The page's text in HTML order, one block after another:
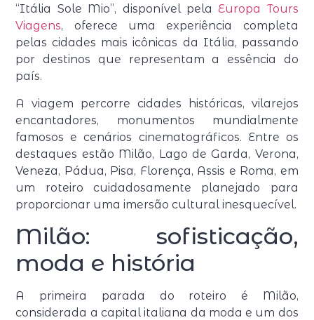
“Itália Sole Mio”, disponível pelaEuropa Tours
Viagens, oferece uma experiência completa
pelas cidades mais icônicas da Itália, passando
por destinos que representam a essência do
país.
A viagem percorre cidades históricas, vilarejos
encantadores, monumentos mundialmente
famosos e cenários cinematográficos. Entre os
destaques estão Milão, Lago de Garda, Verona,
Veneza, Pádua, Pisa, Florença, Assis e Roma, em
um roteiro cuidadosamente planejado para
proporcionar uma imersão cultural inesquecível.
Milão: sofisticação,
moda e história
A primeira parada do roteiro é Milão,
considerada a capital italiana da moda e um dos